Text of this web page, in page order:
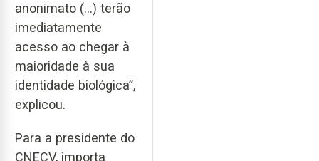
anonimato (…) terão
imediatamente
acesso ao chegar à
maioridade à sua
identidade biológica”,
explicou.
Para a presidente do
CNECV, importa